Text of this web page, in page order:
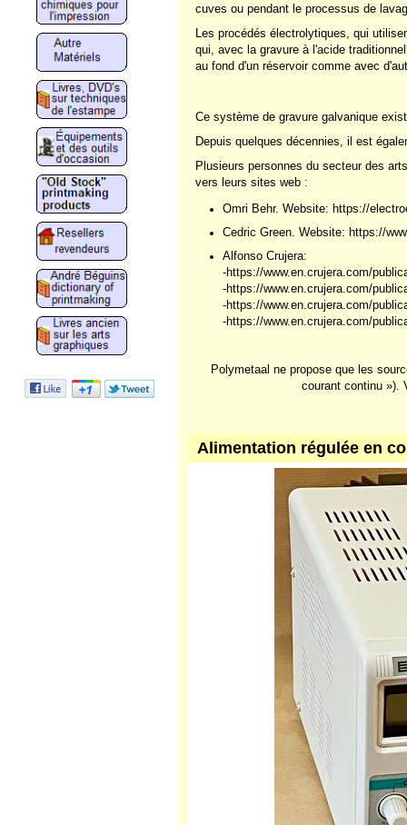
cuves ou pendant le processus de
Les procédés électrolytiques, qui
qui, avec la gravure à l'acide
au fond d'un réservoir comme avec
Ce système de gravure galvanique
Depuis quelques décennies, il est
Plusieurs personnes du secteur des
vers leurs sites web :
Omri Behr. Website: https://
Cedric Green. Website: https://
Alfonso Crujera:
-https://www.en.crujera.com/
-https://www.en.crujera.com/
-https://www.en.crujera.com/
-https://www.en.crujera.com/
Polymetaal ne propose que les
courant continu »).
Alimentation régulée en